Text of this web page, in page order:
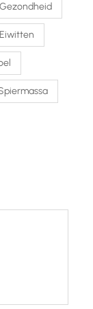
Eiwitten